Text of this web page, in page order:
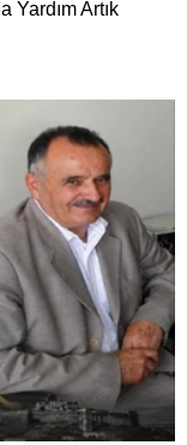
Yardım Artık